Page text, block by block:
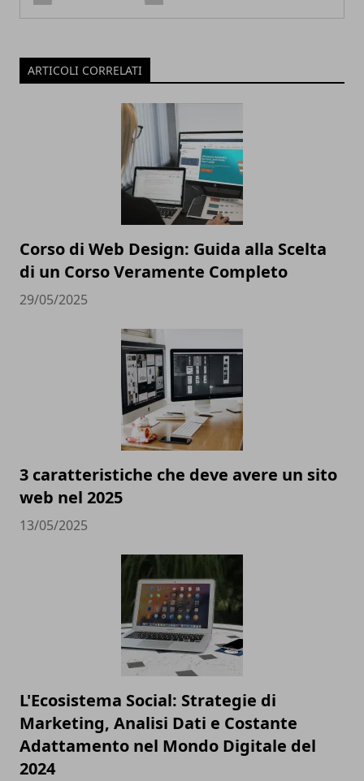
ARTICOLI CORRELATI
Corso di Web Design: Guida alla Scelta
di un Corso Veramente Completo
29/05/2025
3 caratteristiche che deve avere un sito
web nel 2025
13/05/2025
L'Ecosistema Social: Strategie di
Marketing, Analisi Dati e Costante
Adattamento nel Mondo Digitale del
2024